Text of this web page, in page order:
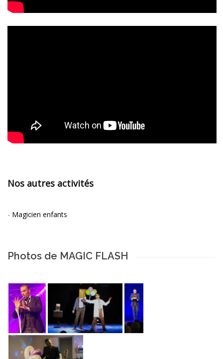
Nos autres activités
- Magicien enfants
Photos de MAGIC FLASH